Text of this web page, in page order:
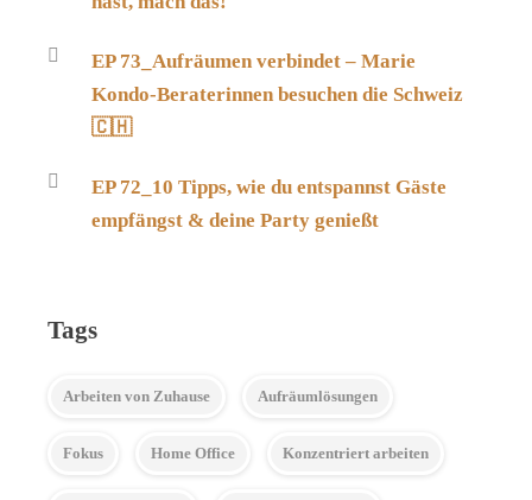
EP 73_Aufräumen verbindet – Marie
Kondo-Beraterinnen besuchen die Schweiz
🇨🇭
EP 72_10 Tipps, wie du entspannst Gäste
empfängst & deine Party genießt
Tags
Arbeiten von Zuhause Aufräumlösungen
Fokus Home Office Konzentriert arbeiten